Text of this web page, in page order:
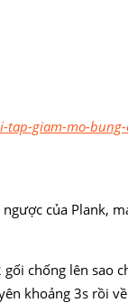
tap-giam-mo-
của Plank,
chống lên sao
khoảng 3s rồi